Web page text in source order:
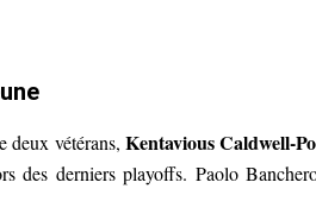
deux vétérans, Kentavious Caldwell-
des derniers playoffs. Paolo